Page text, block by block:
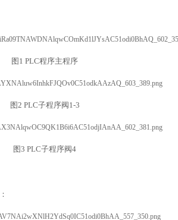
图 1 PLC程序主程序
图 2 PLC子程序阀1-3
图3 PLC子程序阀4
：